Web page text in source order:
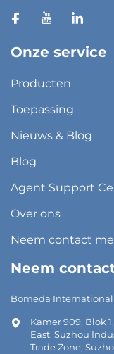
Onze service
Producten
Toepassing
Nieuws & Blog
Blog
Agent Support
Over ons
Neem contact
Neem
Bomeda International
Kamer 909, Blok
East, Suzhou
Trade Zone,